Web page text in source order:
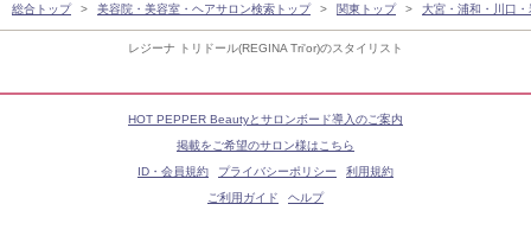
レジーナ トリドール(REGINA Tri'or)のスタイリスト
総合トップ 美容院・美容室・ヘアサロン検索トップ 関東トップ 大宮・浦和・川口
HOT PEPPER Beautyとサロンボード導入のご案内
掲載をご希望のサロン様はこちら
ID・会員規約
プライバシーポリシー
利用規約
ご利用ガイド
ヘルプ